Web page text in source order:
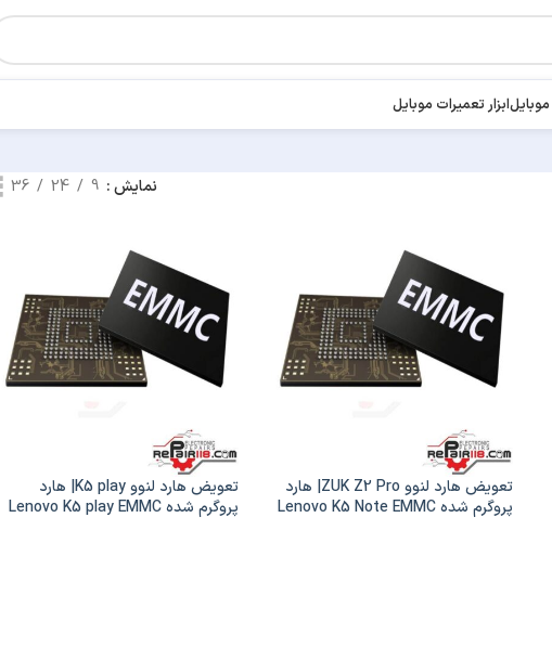
ابزار تعمیرات موبایل
نمایش 9
24
36
تعویض هارد لنوو ZUK Z2 Pro| هارد
پروگرم شده Lenovo K5 Note EMMC
تعویض هارد لنوو K5 play| هارد
پروگرم شده Lenovo K5 play EMMC